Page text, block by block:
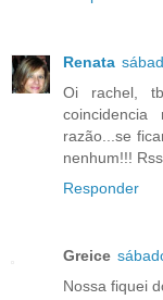
Renata
Oi rachel,
razão...se
nenhum!!!
Responder
Greice
Nossa fiquei